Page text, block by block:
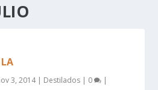
3, 2014| Destilados | 0 |